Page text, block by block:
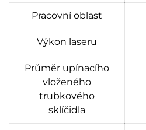
Pracovní oblast
Výkon laseru
Průměr upínacího
vloženého
trubkového
sklíčidla